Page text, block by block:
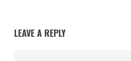
LEAVE A REPLY